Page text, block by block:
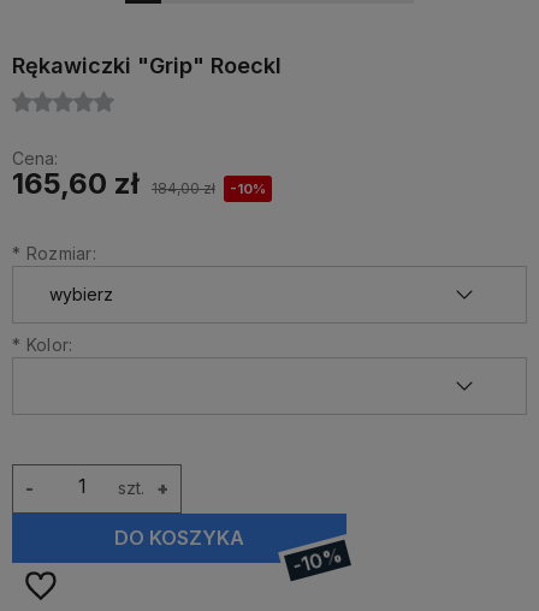
Rękawiczki "Grip" Roeckl
Cena:
165,60 zł 184,00 zł -10%
* Rozmiar:
* Kolor:
szt. +
-
DO KOSZYKA
-10%